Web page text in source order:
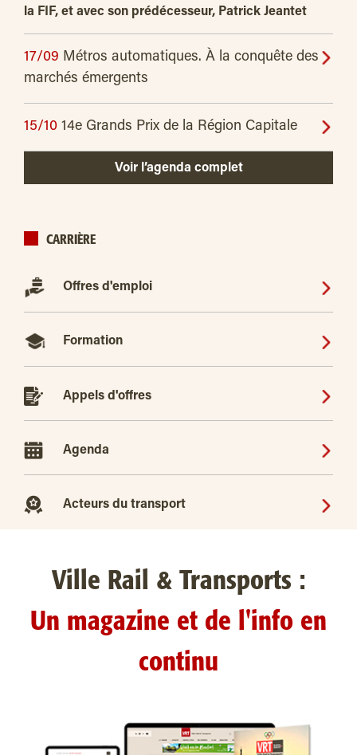
la FIF, et avec son prédécesseur, Patrick Jeantet
17/09 Métros automatiques. À la conquête des
marchés émergents
15/10 14e Grands Prix de la Région Capitale
Voir l’agenda complet
CARRIÈRE
Offres d'emploi
Formation
Appels d'offres
Agenda
Acteurs du transport
Ville Rail & Transports :
Un magazine et de l'info en
continu